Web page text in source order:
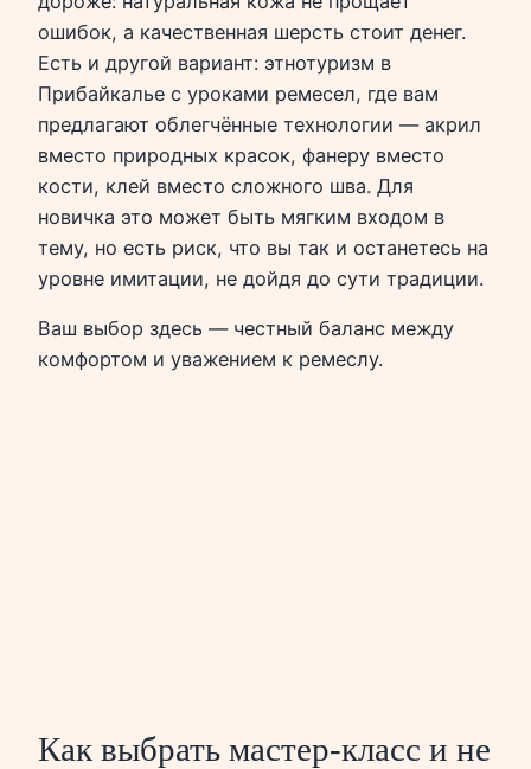
ошибок, а качественная шерсть стоит денег.
Есть и другой вариант: этнотуризм в
Прибайкалье с уроками ремесел, где вам
предлагают облегчённые технологии — акрил
вместо природных красок, фанеру вместо
кости, клей вместо сложного шва. Для
новичка это может быть мягким входом в
тему, но есть риск, что вы так и останетесь на
уровне имитации, не дойдя до сути традиции.
Ваш выбор здесь — честный баланс между
комфортом и уважением к ремеслу.
Как выбрать мастер-класс и не